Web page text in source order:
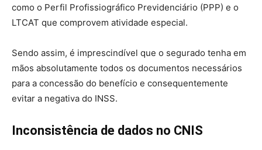
como o Perfil Profissiográfico Previdenciário (PPP) e o
LTCAT que comprovem atividade especial.
Sendo assim, é imprescindível que o segurado tenha em
mãos absolutamente todos os documentos necessários
para a concessão do benefício e consequentemente
evitar a negativa do INSS.
Inconsistência de dados no CNIS